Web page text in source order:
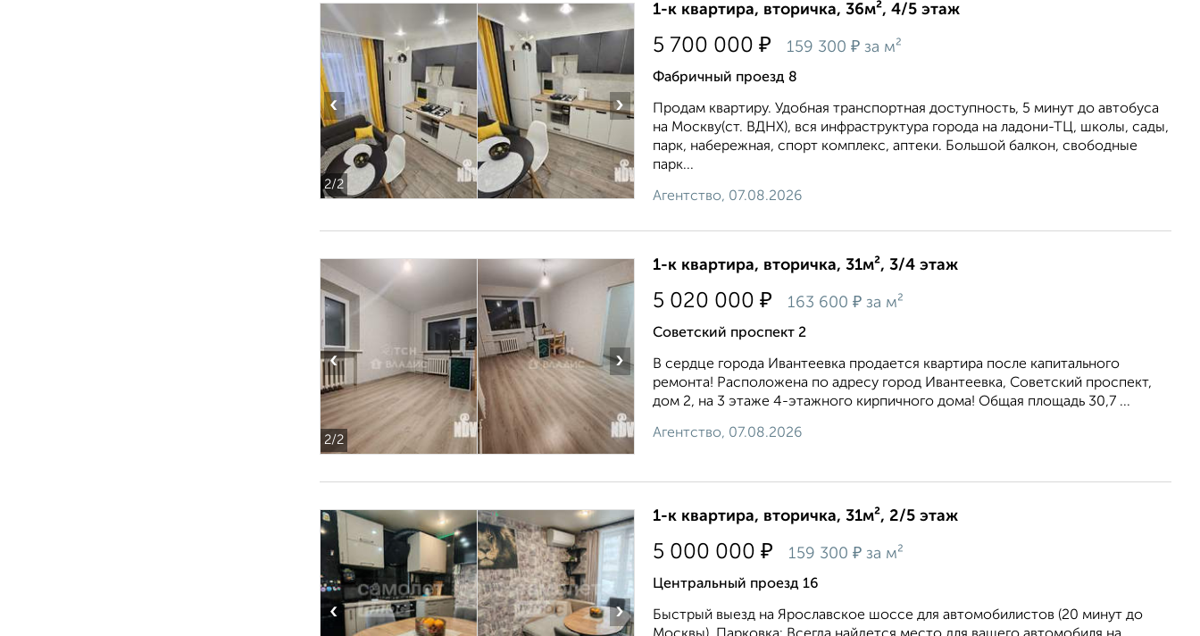
2/2
‹ ›
1-к квартира, вторичка, 36м², 4/5 этаж
5 700 000 ₽ 159 300 ₽ за м²
Фабричный проезд 8
Продам квартиру. Удобная транспортная доступность, 5 минут до автобуса
на Москву(ст. ВДНХ), вся инфраструктура города на ладони-ТЦ, школы, сады,
парк, набережная, спорт комплекс, аптеки. Большой балкон, свободные
парк...
Агентство, 07.08.2026
2/2
‹ ›
1-к квартира, вторичка, 31м², 3/4 этаж
5 020 000 ₽ 163 600 ₽ за м²
Советский проспект 2
В сердце города Ивантеевка продается квартира после капитального
ремонта! Расположена по адресу город Ивантеевка, Советский проспект,
дом 2, на 3 этаже 4-этажного кирпичного дома! Общая площадь 30,7 ...
Агентство, 07.08.2026
‹ ›
1-к квартира, вторичка, 31м², 2/5 этаж
5 000 000 ₽ 159 300 ₽ за м²
Центральный проезд 16
Быстрый выезд на Ярославское шоссе для автомобилистов (20 минут до